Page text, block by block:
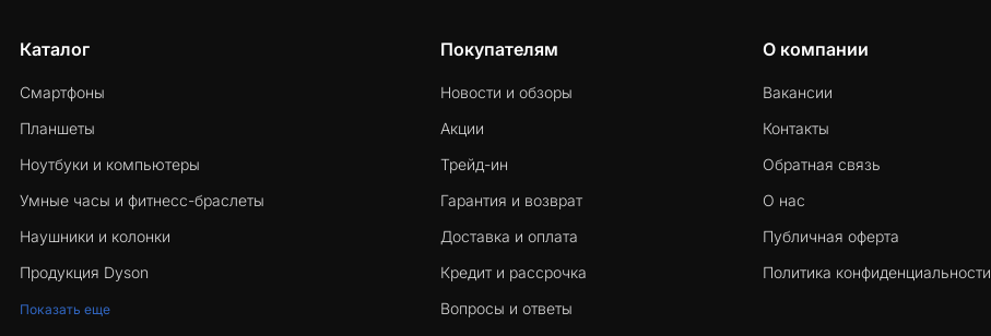
Каталог
Смартфоны
Планшеты
Ноутбуки и компьютеры
Умные часы и фитнесс-браслеты
Наушники и колонки
Продукция Dyson
Показать еще
Покупателям
Новости и обзоры
Акции
Трейд-ин
Гарантия и возврат
Доставка и оплата
Кредит и рассрочка
Вопросы и ответы
О компании
Вакансии
Контакты
Обратная связь
О нас
Публичная оферта
Политика конфиденциальности